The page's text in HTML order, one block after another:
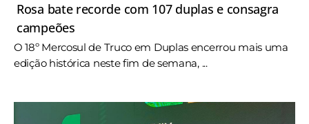
Rosa bate recorde com 107 duplas e consagra
campeões
O 18º Mercosul de Truco em Duplas encerrou mais uma
edição histórica neste fim de semana, ...